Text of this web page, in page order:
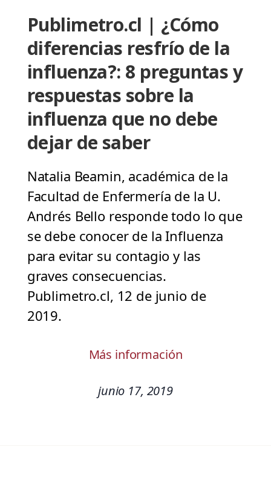
Publimetro.cl | ¿Cómo
diferencias resfrío de la
influenza?: 8 preguntas y
respuestas sobre la
influenza que no debe
dejar de saber
Natalia Beamin, académica de la
Facultad de Enfermería de la U.
Andrés Bello responde todo lo que
se debe conocer de la Influenza
para evitar su contagio y las
graves consecuencias.
Publimetro.cl, 12 de junio de
2019.
Más información
junio 17, 2019